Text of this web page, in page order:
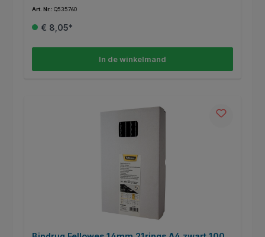
Art. Nr.: Q535760
€ 8,05*
In de winkelmand